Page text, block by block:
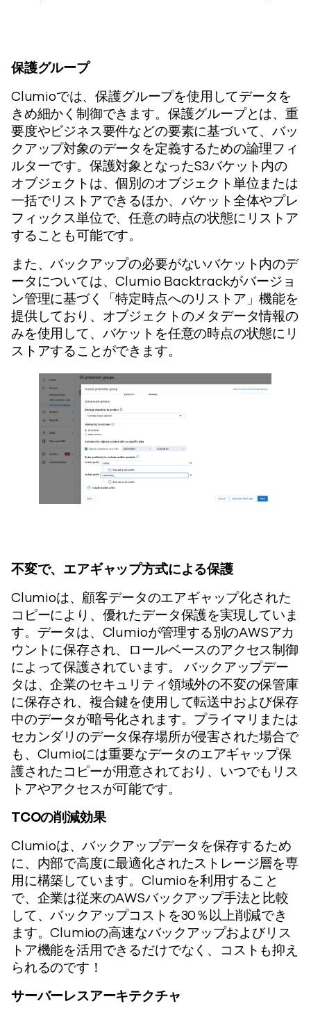
保護グループ
Clumioでは、保護グループを使用してデータを
きめ細かく制御できます。保護グループとは、重
要度やビジネス要件などの要素に基づいて、バッ
クアップ対象のデータを定義するための論理フィ
ルターです。保護対象となったS3バケット内の
オブジェクトは、個別のオブジェクト単位または
一括でリストアできるほか、バケット全体やプレ
フィックス単位で、任意の時点の状態にリストア
することも可能です。
また、バックアップの必要がないバケット内のデ
ータについては、Clumio Backtrackがバージョ
ン管理に基づく「特定時点へのリストア」機能を
提供しており、オブジェクトのメタデータ情報の
みを使用して、バケットを任意の時点の状態にリ
ストアすることができます。
不変で、エアギャップ方式による保護
Clumioは、顧客データのエアギャップ化された
コピーにより、優れたデータ保護を実現していま
す。データは、Clumioが管理する別のAWSアカ
ウントに保存され、ロールベースのアクセス制御
によって保護されています。 バックアップデー
タは、企業のセキュリティ領域外の不変の保管庫
に保存され、複合鍵を使用して転送中および保存
中のデータが暗号化されます。プライマリまたは
セカンダリのデータ保存場所が侵害された場合で
も、Clumioには重要なデータのエアギャップ保
護されたコピーが用意されており、いつでもリス
トアやアクセスが可能です。
TCOの削減効果
Clumioは、バックアップデータを保存するため
に、内部で高度に最適化されたストレージ層を専
用に構築しています。Clumioを利用すること
で、企業は従来のAWSバックアップ手法と比較
して、バックアップコストを30％以上削減でき
ます。Clumioの高速なバックアップおよびリス
トア機能を活用できるだけでなく、コストも抑え
られるのです！
サーバーレスアーキテクチャ